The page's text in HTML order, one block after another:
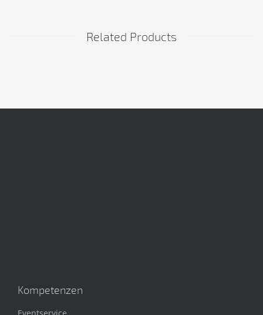
Related Products
Kompetenzen
Eventservice